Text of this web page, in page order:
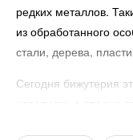
редких металлов.
из обработанного
стали, дерева,
Сегодня бижутерия